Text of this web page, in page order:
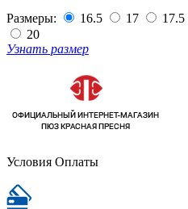
Размеры:
16.5 17 17.5
20
Узнать размер
Условия Оплаты